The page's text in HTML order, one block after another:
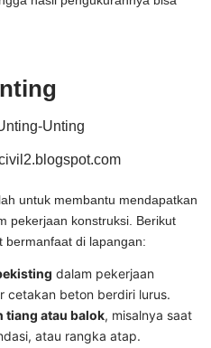
untuk membantu mendapatkan
pekerjaan konstruksi. Berikut
bermanfaat di lapangan:
dalam pekerjaan
cetakan beton berdiri lurus.
tiang atau balok, misalnya saat
atau rangka atap.